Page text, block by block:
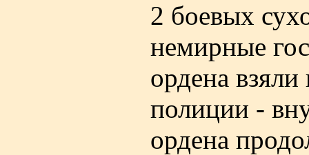
2 боевых
немирные
ордена
полиции -
ордена